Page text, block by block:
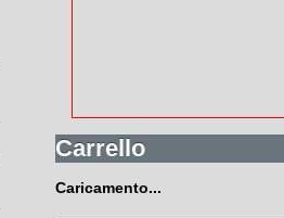
Carrello
Caricamento...